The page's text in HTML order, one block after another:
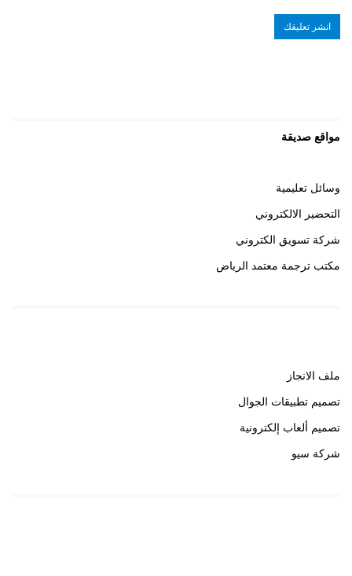
مواقع صديقة
وسائل تعليمية
التحضير الالكتروني
شركة تسويق الكتروني
مكتب ترجمة معتمد الرياض
ملف الانجاز
تصميم تطبيقات الجوال
تصميم ألعاب إلكترونية
شركة سيو